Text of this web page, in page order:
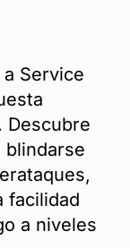
Service
Descubre
blindarse
facilidad
a niveles